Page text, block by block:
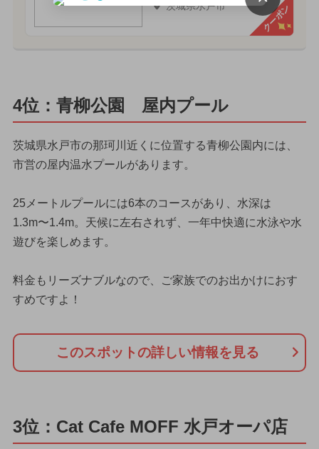
茨城県水戸市 クーポン
4位：青柳公園 屋内プール
茨城県水戸市の那珂川近くに位置する青柳公園内には、
市営の屋内温水プールがあります。
25メートルプールには6本のコースがあり、水深は
1.3m〜1.4m。天候に左右されず、一年中快適に水泳や水
遊びを楽しめます。
料金もリーズナブルなので、ご家族でのお出かけにおす
すめですよ！
このスポットの詳しい情報を見る
3位：Cat Cafe MOFF 水戸オーパ店